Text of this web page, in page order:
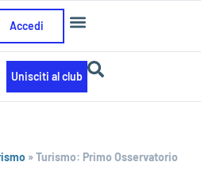
Accedi
Unisciti al club
»Turismo: Primo Osservatorio